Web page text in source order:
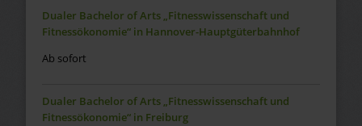
Dualer Bachelor of Arts „Fitnesswissenschaft und
Fitnessökonomie“ in Hannover-Hauptgüterbahnhof
Ab sofort
Dualer Bachelor of Arts „Fitnesswissenschaft und
Fitnessökonomie“ in Freiburg